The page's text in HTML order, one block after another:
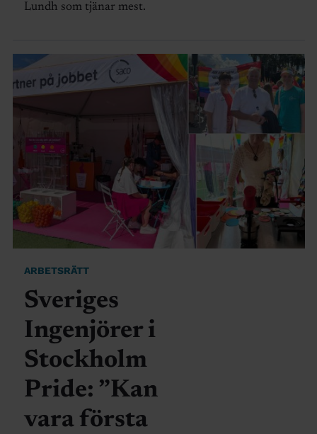
Lundh som tjänar mest.
ARBETSRÄTT
Sveriges
Ingenjörer i
Stockholm
Pride: ”Kan
vara första